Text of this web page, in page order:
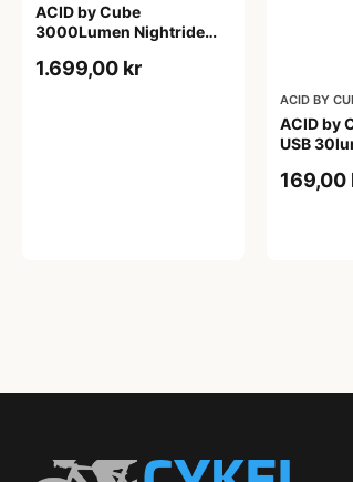
ACID by Cube
3000Lumen Nightride
1.699,00 kr
ACID BY
ACID by
USB
169,00